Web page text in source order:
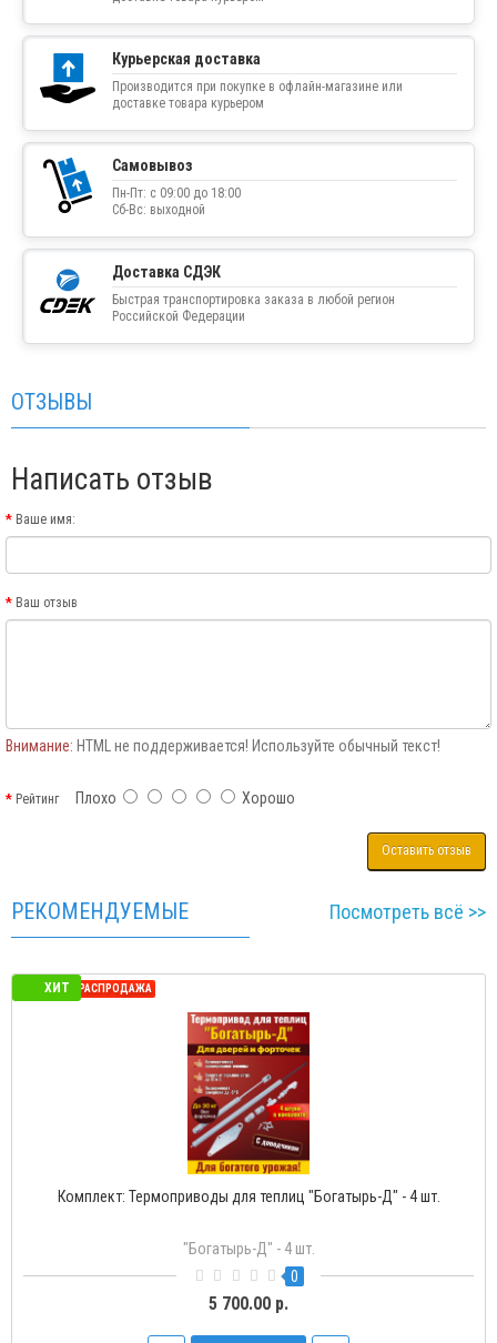
Курьерская доставка
Производится при покупке в офлайн-магазине или
доставке товара курьером
Самовывоз
Пн-Пт: с 09:00 до 18:00
Сб-Вс: выходной
Доставка СДЭК
Быстрая транспортировка заказа в любой регион
Российской Федерации
ОТЗЫВЫ
Написать отзыв
Ваше имя:
Ваш отзыв
Внимание: HTML не поддерживается! Используйте обычный текст!
РейтингПлохо Хорошо
Оставить отзыв
РЕКОМЕНДУЕМЫЕ Посмотреть всё >>
ХИТ
СЕЗОННАЯ РАСПРОДАЖА
Комплект: Термоприводы для теплиц "Богатырь-Д" - 4 шт.
"Богатырь-Д" - 4 шт.
0
5 700.00 р.